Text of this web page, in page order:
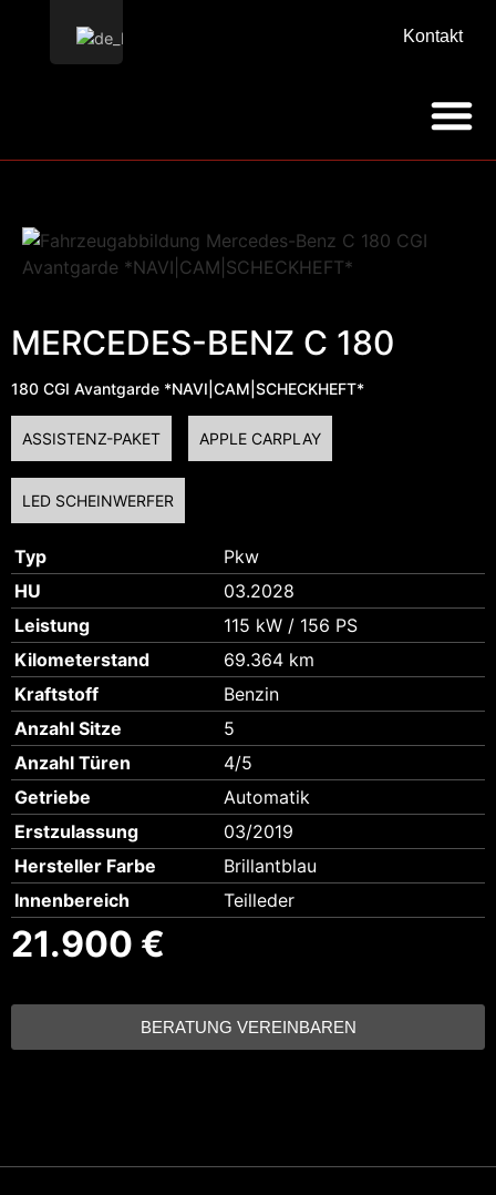
Kontakt
MERCEDES-BENZ C 180
180 CGI Avantgarde *NAVI|CAM|SCHECKHEFT*
ASSISTENZ-PAKET APPLE CARPLAY
LED SCHEINWERFER
Typ
Pkw
HU
03.2028
Leistung
115 kW / 156 PS
Kilometerstand
69.364 km
Kraftstoff
Benzin
Anzahl Sitze
5
Anzahl Türen
4/5
Getriebe
Automatik
Erstzulassung
03/2019
Hersteller Farbe
Brillantblau
Innenbereich
Teilleder
21.900 €
BERATUNG VEREINBAREN